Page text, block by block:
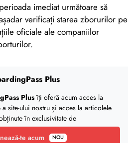
imediat următoare să
verificați starea zborurilor pe
oficiale ale companiilor
Plus
Plusîți oferă acum acces la
site-ului nostru și acces la articolele
în exclusivitate de
te acum
NOU